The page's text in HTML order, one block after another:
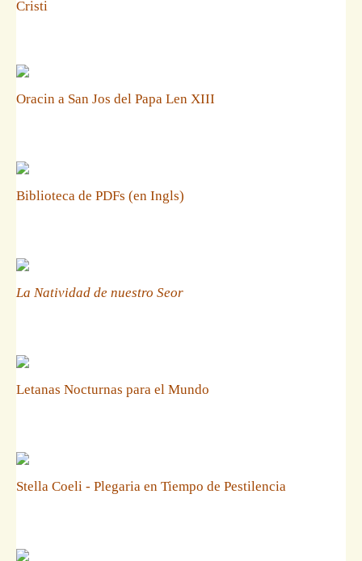
Cristi
Oracin a San Jos del Papa Len XIII
Biblioteca de PDFs (en Ingls)
La Natividad de nuestro Seor
Letanas Nocturnas para el Mundo
Stella Coeli - Plegaria en Tiempo de Pestilencia